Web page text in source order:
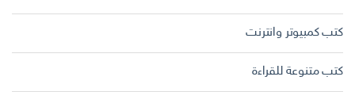
كتب كمبيوتر وانترنت
كتب متنوعة للقراءة